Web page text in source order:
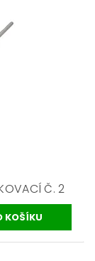
Č. 2